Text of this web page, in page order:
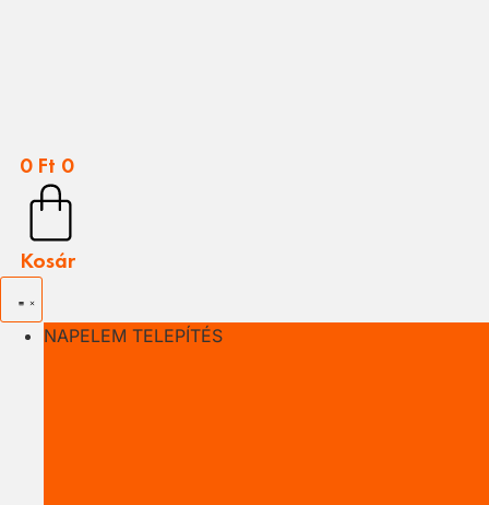
0 Ft 0
Kosár
NAPELEM TELEPÍTÉS